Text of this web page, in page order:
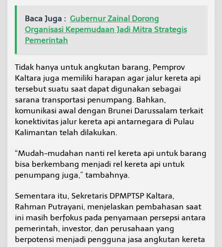
Baca Juga : Gubernur Zainal Dorong
Organisasi Kepemudaan Jadi Mitra Strategis
Pemerintah
Tidak hanya untuk angkutan barang, Pemprov
Kaltara juga memiliki harapan agar jalur kereta api
tersebut suatu saat dapat digunakan sebagai
sarana transportasi penumpang. Bahkan,
komunikasi awal dengan Brunei Darussalam terkait
konektivitas jalur kereta api antarnegara di Pulau
Kalimantan telah dilakukan.
“Mudah-mudahan nanti rel kereta api untuk barang
bisa berkembang menjadi rel kereta api untuk
penumpang juga,” tambahnya.
Sementara itu, Sekretaris DPMPTSP Kaltara,
Rahman Putrayani, menjelaskan pembahasan saat
ini masih berfokus pada penyamaan persepsi antara
pemerintah, investor, dan perusahaan yang
berpotensi menjadi pengguna jasa angkutan kereta